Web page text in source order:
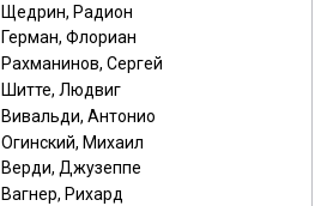
Щедрин, Радион
Герман, Флориан
Рахманинов, Сергей
Шитте, Людвиг
Вивальди, Антонио
Огинский, Михаил
Верди, Джузеппе
Вагнер, Рихард